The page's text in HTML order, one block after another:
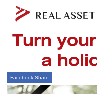
Turn
a
Facebook Share